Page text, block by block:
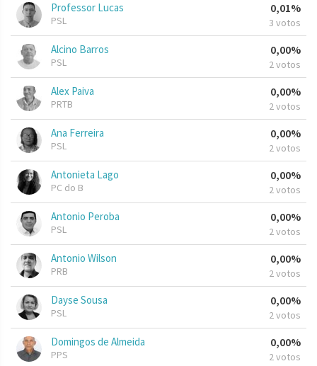
Professor Lucas
PSL
0,01%
3 votos
Alcino Barros
PSL
0,00%
2 votos
Alex Paiva
PRTB
0,00%
2 votos
Ana Ferreira
PSL
0,00%
2 votos
Antonieta Lago
PC do B
0,00%
2 votos
Antonio Peroba
PSL
0,00%
2 votos
Antonio Wilson
PRB
0,00%
2 votos
Dayse Sousa
PSL
0,00%
2 votos
Domingos de Almeida
PPS
0,00%
2 votos